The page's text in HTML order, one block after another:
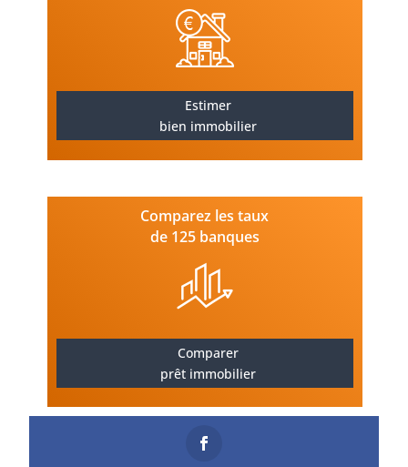
Estimer
bien immobilier
Comparez les taux
de 125 banques
Comparer
prêt immobilier